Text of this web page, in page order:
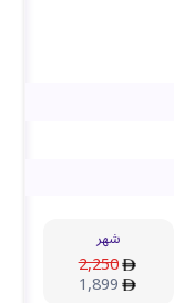
شهر
2,250
1,899